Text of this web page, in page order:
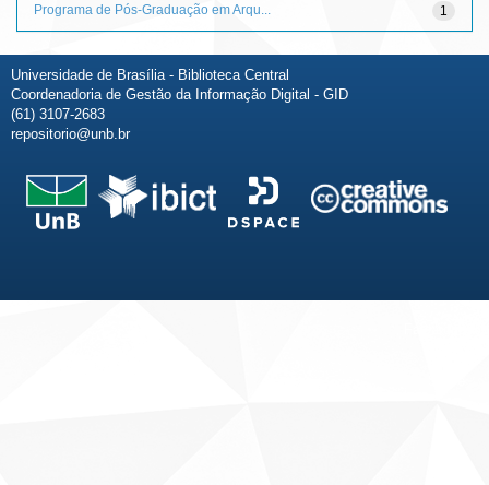
1
Programa de Pós-Graduação em Arqu...
Universidade de Brasília - Biblioteca Central
Coordenadoria de Gestão da Informação Digital - GID
(61) 3107-2683
repositorio@unb.br